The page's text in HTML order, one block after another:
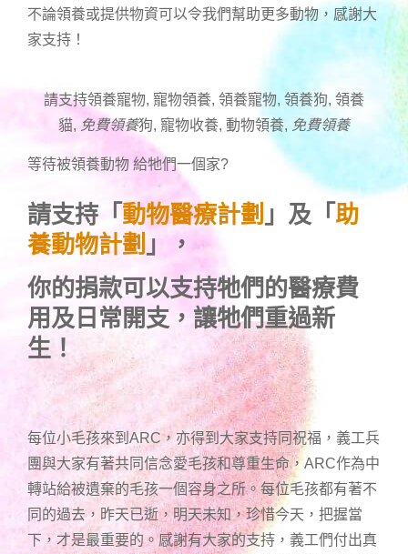
不論領養或提供物資可以令我們幫助更多動物，感謝大
家支持！
請支持領養寵物, 寵物領養, 領養寵物, 領養狗, 領養
貓, 免費領養狗, 寵物收養, 動物領養, 免費領養
等待被領養動物 給牠們一個家?
請支持「 動物醫療計劃 」及「 助
養動物計劃 」，
你的捐款可以支持牠們的醫療費
用及日常開支，讓牠們重過新
生！
每位小毛孩來到ARC，亦得到大家支持同祝福，義工兵
團與大家有著共同信念愛毛孩和尊重生命，ARC作為中
轉站給被遺棄的毛孩一個容身之所。每位毛孩都有著不
同的過去，昨天已逝，明天未知，珍惜今天，把握當
下，才是最重要的。感謝有大家的支持，義工們付出真